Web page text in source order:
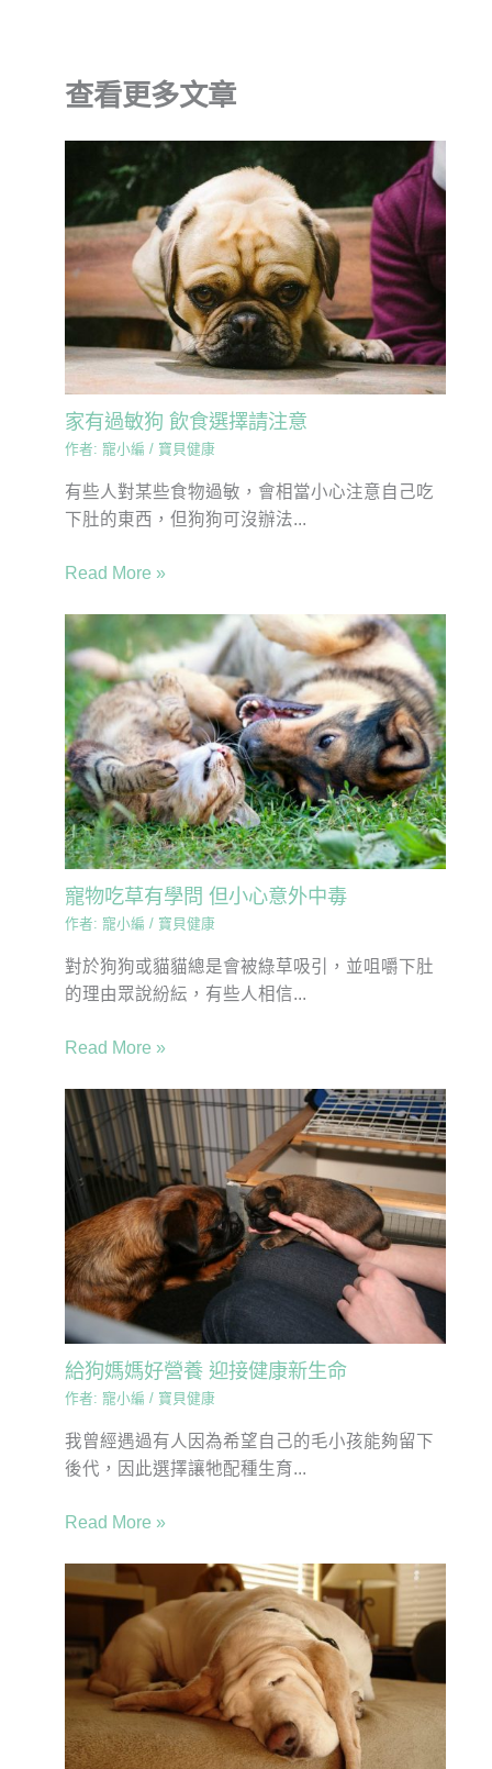
查看更多文章
家有過敏狗 飲食選擇請注意
作者: 寵小編 / 寶貝健康
有些人對某些食物過敏，會相當小心注意自己吃
下肚的東西，但狗狗可沒辦法...
Read More »
寵物吃草有學問 但小心意外中毒
作者: 寵小編 / 寶貝健康
對於狗狗或貓貓總是會被綠草吸引，並咀嚼下肚
的理由眾說紛紜，有些人相信...
Read More »
給狗媽媽好營養 迎接健康新生命
作者: 寵小編 / 寶貝健康
我曾經遇過有人因為希望自己的毛小孩能夠留下
後代，因此選擇讓牠配種生育...
Read More »